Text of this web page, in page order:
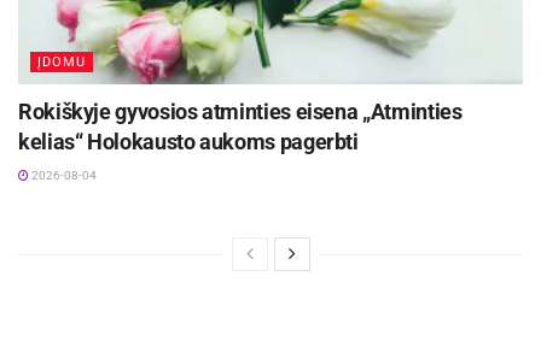
ĮDOMU
Rokiškyje gyvosios atminties eisena „Atminties
kelias“ Holokausto aukoms pagerbti
2026-08-04